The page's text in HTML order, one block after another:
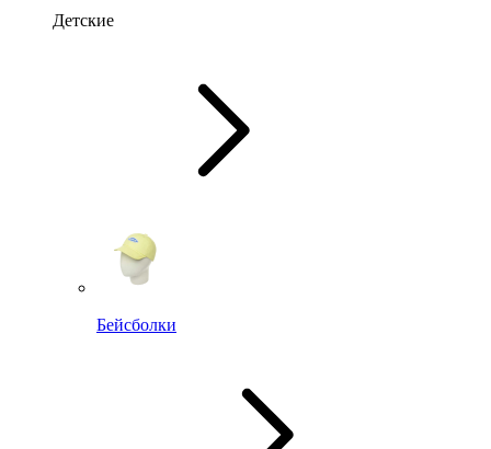
Детские
Бейсболки